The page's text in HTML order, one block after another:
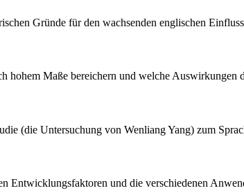
Gründe für den wachsenden englischen
Maße bereichern und welche Auswirkungen
(die Untersuchung von Wenliang Yang) zum
Entwicklungsfaktoren und die verschiedenen